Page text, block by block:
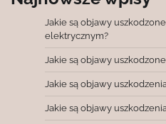
Jakie są objawy
elektrycznym?
Jakie są objawy
Jakie są objawy
Jakie są objawy